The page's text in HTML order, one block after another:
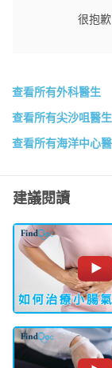
很抱
查看所有外科醫生
查看所有尖沙咀醫生
查看所有海洋中心
建議閱讀